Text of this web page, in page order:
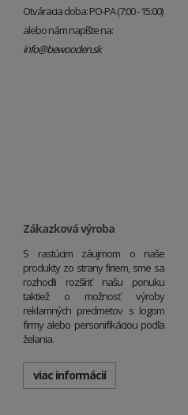
Otváracia doba: PO-PA (7:00 - 15:00)
alebo nám napíšte na:
info@bewooden.sk
Zákazková výroba
S rastúcim záujmom o naše
produkty zo strany firiem, sme sa
rozhodli rozšíriť našu ponuku
taktiež o možnosť výroby
reklamných predmetov s logom
firmy alebo personifikáciou podľa
želania.
viac informácií